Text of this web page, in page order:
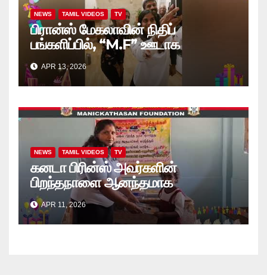
NEWS TAMIL VIDEOS TV
பிரான்ஸ் மேகலாவின் நிதிப்
பங்களிப்பில், “M.F” ஊடாக
“கற்றலுக்கான அப்பியாசக்
கொப்பிகள்” வழங்கல் வீடியோ
APR 13, 2026
NEWS TAMIL VIDEOS TV
கனடா பிரின்ஸ் அவர்களின்
பிறந்தநாளை ஆனந்தமாக
கொண்டாடினார்கள் தாயக உறவுகள்..
(வீடியோ)
APR 11, 2026